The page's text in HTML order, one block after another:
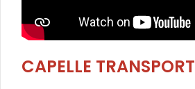
CAPELLE TRANSPORT